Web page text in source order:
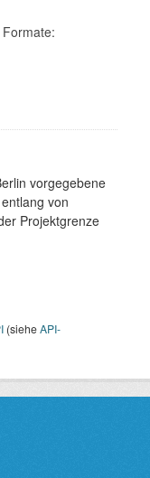
Formate:
vorgegebene
von
Projektgrenze
(sieheAPI-